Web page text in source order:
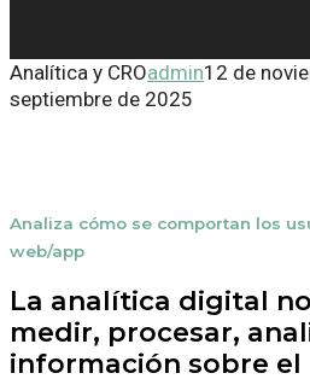
Analítica y CROadmin12 de
septiembre de 2025
Analiza cómo se comportan los
web/app
La analítica digital
medir, procesar,
información sobre el